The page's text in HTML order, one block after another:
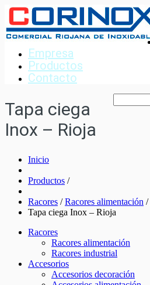
Empresa
Productos
Contacto
Tapa ciega
Inox – Rioja
Inicio
Productos /
Racores /Racores alimentación /
Tapa ciega Inox – Rioja
Racores
Racores alimentación
Racores industrial
Accesorios
Accesorios decoración